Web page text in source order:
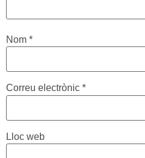
Nom *
Correu electrònic *
Lloc web